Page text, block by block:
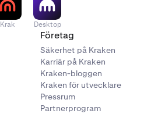
Krak Desktop
Företag
Säkerhet på Kraken
Karriär på Kraken
Kraken-bloggen
Kraken för utvecklare
Pressrum
Partnerprogram